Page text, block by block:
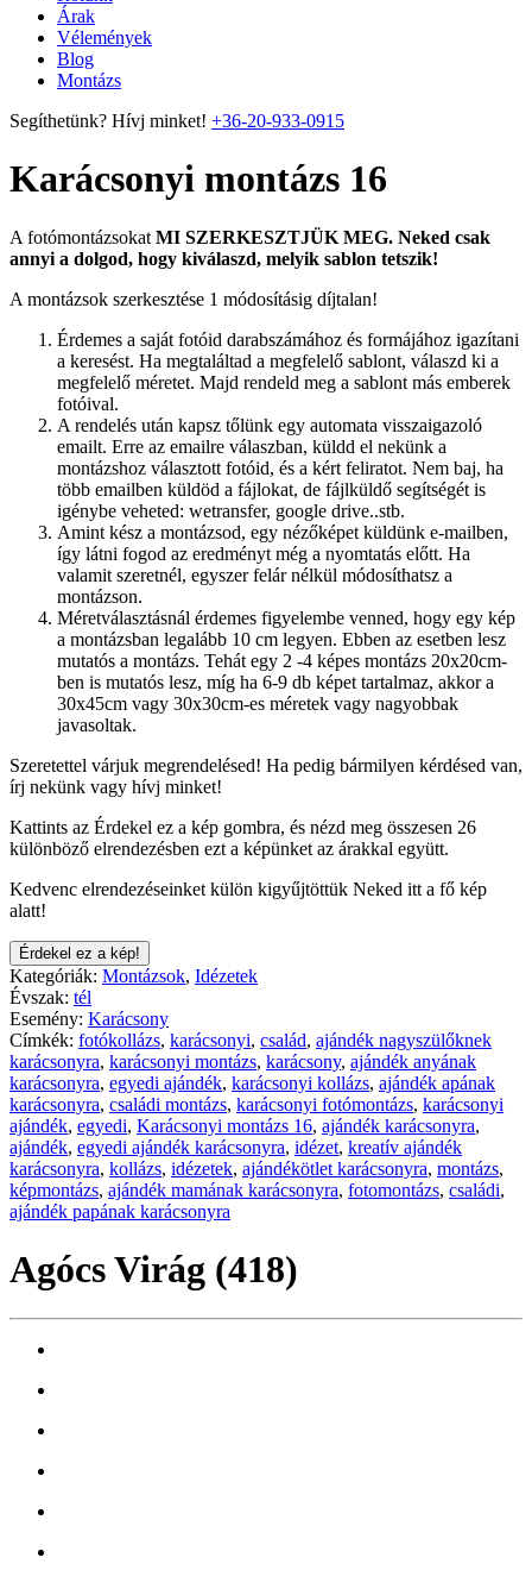
Árak
Vélemények
Blog
Montázs
Segíthetünk? Hívj minket! +36-20-933-0915
Karácsonyi montázs 16
A fotómontázsokat MI SZERKESZTJÜK MEG. Neked csak
annyi a dolgod, hogy kiválaszd, melyik sablon tetszik!
A montázsok szerkesztése 1 módosításig díjtalan!
Érdemes a saját fotóid darabszámához és formájához igazítani
a keresést. Ha megtaláltad a megfelelő sablont, válaszd ki a
megfelelő méretet. Majd rendeld meg a sablont más emberek
fotóival.
A rendelés után kapsz tőlünk egy automata visszaigazoló
emailt. Erre az emailre válaszban, küldd el nekünk a
montázshoz választott fotóid, és a kért feliratot. Nem baj, ha
több emailben küldöd a fájlokat, de fájlküldő segítségét is
igénybe veheted: wetransfer, google drive..stb.
Amint kész a montázsod, egy nézőképet küldünk e-mailben,
így látni fogod az eredményt még a nyomtatás előtt. Ha
valamit szeretnél, egyszer felár nélkül módosíthatsz a
montázson.
Méretválasztásnál érdemes figyelembe venned, hogy egy kép
a montázsban legalább 10 cm legyen. Ebben az esetben lesz
mutatós a montázs. Tehát egy 2 -4 képes montázs 20x20cm-
ben is mutatós lesz, míg ha 6-9 db képet tartalmaz, akkor a
30x45cm vagy 30x30cm-es méretek vagy nagyobbak
javasoltak.
Szeretettel várjuk megrendelésed! Ha pedig bármilyen kérdésed van,
írj nekünk vagy hívj minket!
Kattints az Érdekel ez a kép gombra, és nézd meg összesen 26
különböző elrendezésben ezt a képünket az árakkal együtt.
Kedvenc elrendezéseinket külön kigyűjtöttük Neked itt a fő kép
alatt!
Érdekel ez a kép!
Kategóriák: Montázsok, Idézetek
Évszak: tél
Esemény: Karácsony
Címkék: fotókollázs, karácsonyi, család, ajándék nagyszülőknek
karácsonyra, karácsonyi montázs, karácsony, ajándék anyának
karácsonyra, egyedi ajándék, karácsonyi kollázs, ajándék apának
karácsonyra, családi montázs, karácsonyi fotómontázs, karácsonyi
ajándék, egyedi, Karácsonyi montázs 16, ajándék karácsonyra,
ajándék, egyedi ajándék karácsonyra, idézet, kreatív ajándék
karácsonyra, kollázs, idézetek, ajándékötlet karácsonyra, montázs,
képmontázs, ajándék mamának karácsonyra, fotomontázs, családi,
ajándék papának karácsonyra
Agócs Virág (418)